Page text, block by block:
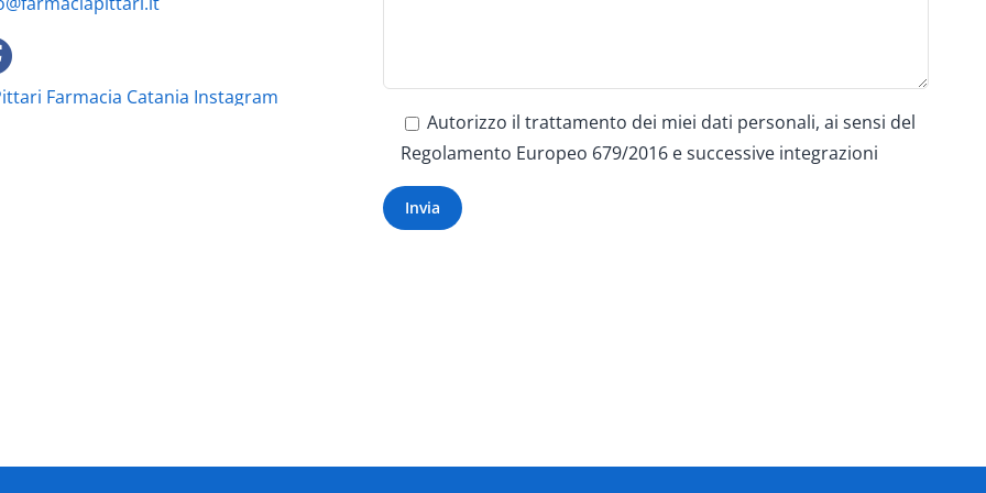
Autorizzo il trattamento dei miei dati personali, ai sensi del
Regolamento Europeo 679/2016 e successive integrazioni